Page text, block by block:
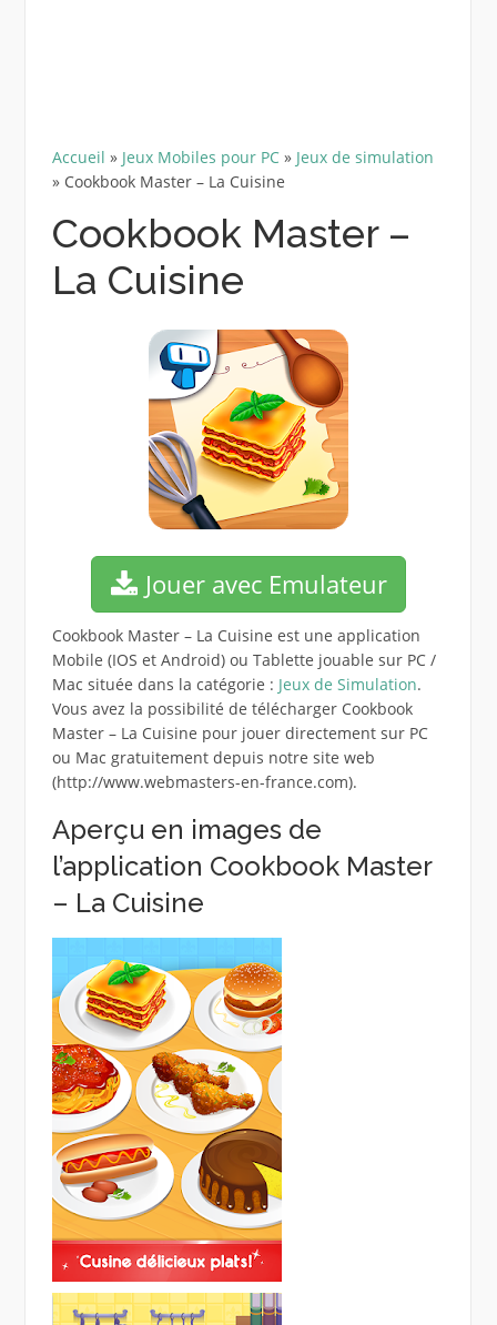
Accueil » Jeux Mobiles pour PC» Jeux de simulation
» Cookbook Master – La Cuisine
Cookbook Master –
La Cuisine
Jouer avec Emulateur
Cookbook Master – La Cuisine est une application
Mobile (IOS et Android) ou Tablette jouable sur PC /
Mac située dans la catégorie : Jeux de Simulation.
Vous avez la possibilité de télécharger Cookbook
Master – La Cuisine pour jouer directement sur PC
ou Mac gratuitement depuis notre site web
(http://www.webmasters-en-france.com).
Aperçu en images de
l’application Cookbook Master
– La Cuisine